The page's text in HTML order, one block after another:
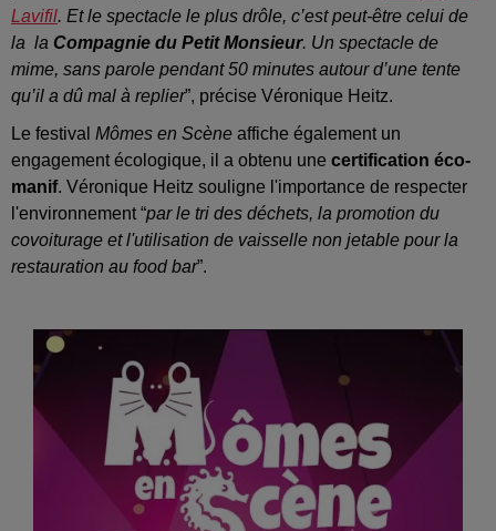
Lavifil. Et le spectacle le plus drôle, c’est peut-être celui de
la la Compagnie du Petit Monsieur. Un spectacle de
mime, sans parole pendant 50 minutes autour d’une tente
qu’il a dû mal à replier”, précise Véronique Heitz.
Le festival Mômes en Scène affiche également un
engagement écologique, il a obtenu une certification éco-
manif. Véronique Heitz souligne l'importance de respecter
l'environnement “par le tri des déchets, la promotion du
covoiturage et l'utilisation de vaisselle non jetable pour la
restauration au food bar”.